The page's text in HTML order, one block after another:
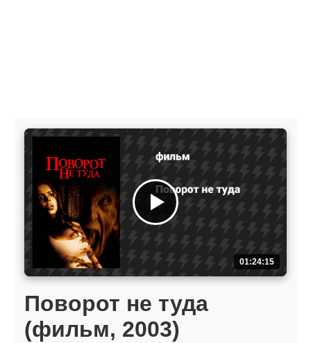
01:24:15
Поворот не туда
(фильм, 2003)